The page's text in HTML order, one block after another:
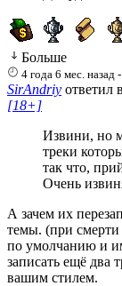
Больше
4 года 6 мес. назад -
SirAndriy ответил
[18+]
Извини, но
треки
так что,
Очень
А зачем их
темы. (при смерти
по умолчанию и
записать ещё два
вашим стилем.